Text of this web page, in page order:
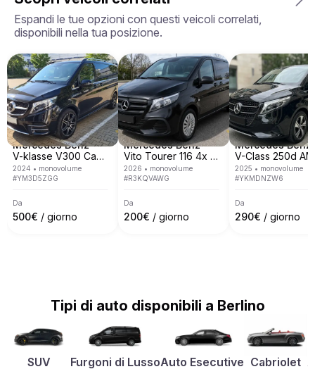
operiamo in 7 paesi europei tra cui Italia, Spagna,
Francia, Svizzera, Germania, Austria e Monaco.
Copriamo la maggior parte delle principali città
europee come Roma, Milano, Nizza, Cannes, Saint
Tropez, Verona, Monaco, Venezia, Monte Carlo,
Barcellona e molte altre.
Espandi le tue opzioni con questi veicoli correlati,
disponibili nella tua posizione.
Mercedes Benz
V-klasse V300 Capitan
2024 • monovolume
#YM3D5ZGG
Da
500€ / giorno
Mercedes Benz
Vito Tourer 116 4x Pro Extra Long leader Seats
2026 • monovolume
#R3KQVAWG
Da
200€ / giorno
Mercedes Benz
2025 • monovolume
#YKMDNZW6
Da
290€ / giorno
Tipi di auto disponibili a Berlino
SUV Furgoni di LussoAuto Esecutive Cabriolet